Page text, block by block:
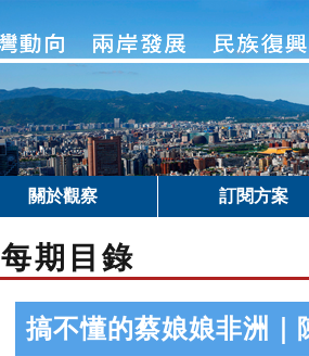
關於觀察 訂閱方案
每期目錄
搞不懂的蔡娘娘非洲｜